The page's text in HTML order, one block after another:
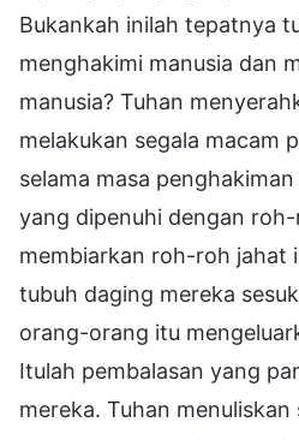
Bukankah inilah tepatnya
menghakimi manusia dan
manusia? Tuhan
melakukan segala macam
selama masa
yang dipenuhi dengan
membiarkan roh-roh jahat
tubuh daging mereka
orang-orang itu
Itulah pembalasan yang
mereka. Tuhan